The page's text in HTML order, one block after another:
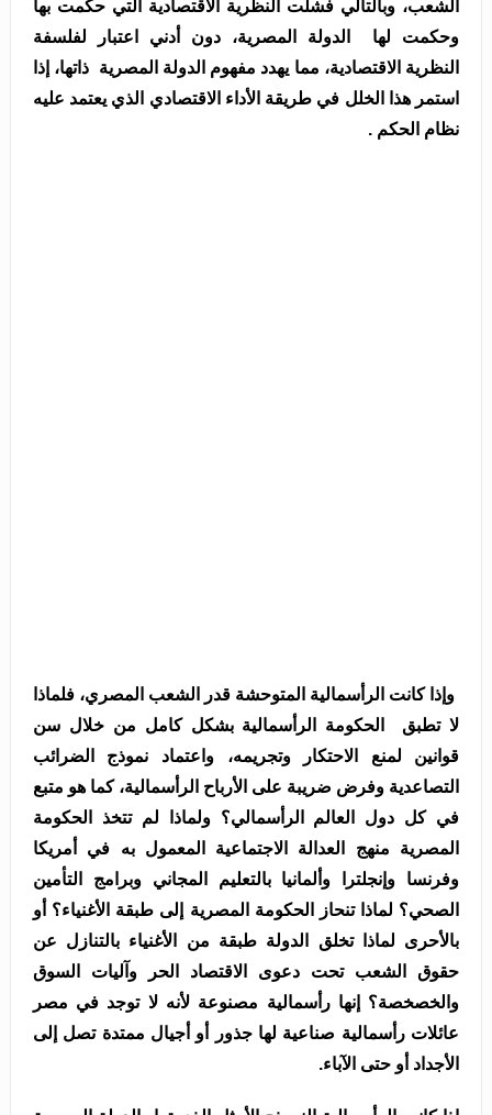
الشعب، وبالتالي فشلت النظرية الاقتصادية التي حكمت بها
وحكمت لها الدولة المصرية، دون أدني اعتبار لفلسفة
النظرية الاقتصادية، مما يهدد مفهوم الدولة المصرية ذاتها، إذا
استمر هذا الخلل في طريقة الأداء الاقتصادي الذي يعتمد عليه
نظام الحكم .
وإذا كانت الرأسمالية المتوحشة قدر الشعب المصري، فلماذا
لا تطبق الحكومة الرأسمالية بشكل كامل من خلال سن
قوانين لمنع الاحتكار وتجريمه، واعتماد نموذج الضرائب
التصاعدية وفرض ضريبة على الأرباح الرأسمالية، كما هو متبع
في كل دول العالم الرأسمالي؟ ولماذا لم تتخذ الحكومة
المصرية منهج العدالة الاجتماعية المعمول به في أمريكا
وفرنسا وإنجلترا وألمانيا بالتعليم المجاني وبرامج التأمين
الصحي؟ لماذا تنحاز الحكومة المصرية إلى طبقة الأغنياء؟ أو
بالأحرى لماذا تخلق الدولة طبقة من الأغنياء بالتنازل عن
حقوق الشعب تحت دعوى الاقتصاد الحر وآليات السوق
والخصخصة؟ إنها رأسمالية مصنوعة لأنه لا توجد في مصر
عائلات رأسمالية صناعية لها جذور أو أجيال ممتدة تصل إلى
الأجداد أو حتى الآباء.